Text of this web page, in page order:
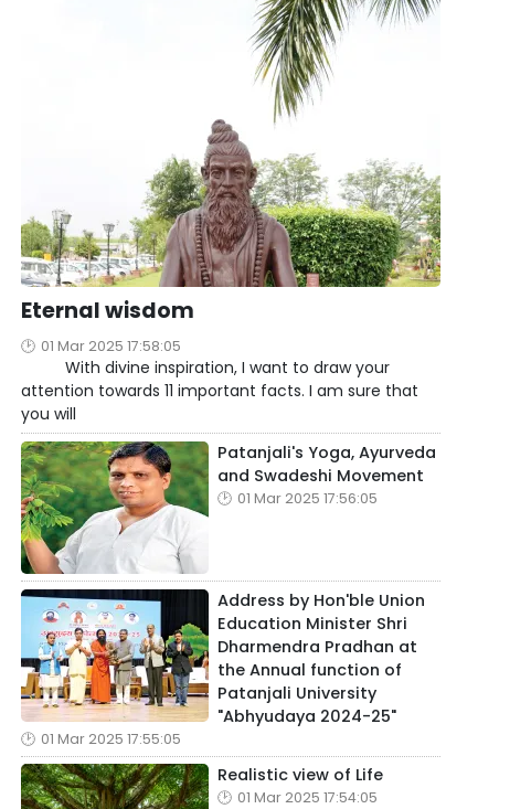
Eternal wisdom
01 Mar 2025 17:58:05
With divine inspiration, I want to draw your
attention towards 11 important facts. I am sure that
you will
Patanjali's Yoga, Ayurveda
and Swadeshi Movement
01 Mar 2025 17:56:05
Address by Hon'ble Union
Education Minister Shri
Dharmendra Pradhan at
the Annual function of
Patanjali University
"Abhyudaya 2024-25"
01 Mar 2025 17:55:05
Realistic view of Life
01 Mar 2025 17:54:05